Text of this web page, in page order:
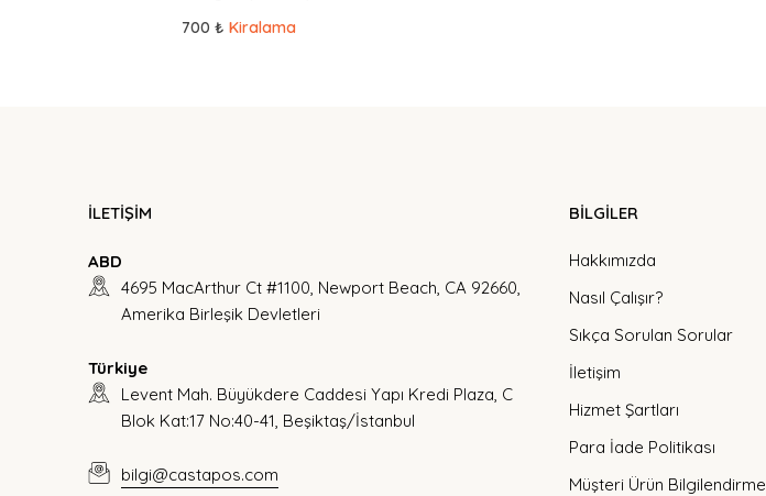
700 ₺ Kiralama
İLETİŞİM
ABD
4695 MacArthur Ct #1100, Newport Beach, CA 92660,
Amerika Birleşik Devletleri
Türkiye
Levent Mah. Büyükdere Caddesi Yapı Kredi Plaza, C
Blok Kat:17 No:40-41, Beşiktaş/İstanbul
bilgi@castapos.com
BİLGİLER
Hakkımızda
Nasıl Çalışır?
Sıkça Sorulan Sorular
İletişim
Hizmet Şartları
Para İade Politikası
Müşteri Ürün Bilgilendirme